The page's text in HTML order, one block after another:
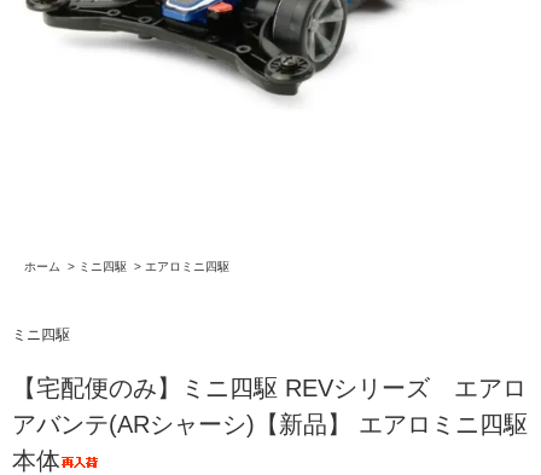
ホーム > ミニ四駆 > エアロミニ四駆
ミニ四駆
【宅配便のみ】ミニ四駆 REVシリーズ エアロ
アバンテ(ARシャーシ)【新品】 エアロミニ四駆
本体